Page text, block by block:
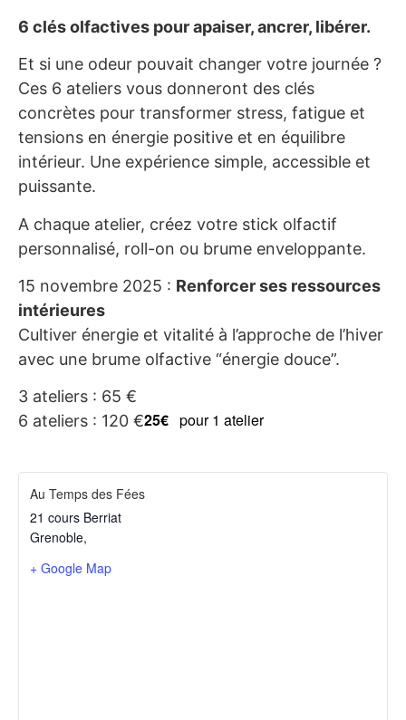
6 clés olfactives pour apaiser, ancrer, libérer.
Et si une odeur pouvait changer votre journée ?
Ces 6 ateliers vous donneront des clés
concrètes pour transformer stress, fatigue et
tensions en énergie positive et en équilibre
intérieur. Une expérience simple, accessible et
puissante.
A chaque atelier, créez votre stick olfactif
personnalisé, roll-on ou brume enveloppante.
15 novembre 2025 : Renforcer ses ressources
intérieures
Cultiver énergie et vitalité à l’approche de l’hiver
avec une brume olfactive “énergie douce”.
3 ateliers : 65 €
6 ateliers : 120 €25€ pour 1 atelier
Au Temps des Fées
21 cours Berriat
Grenoble,
+ Google Map